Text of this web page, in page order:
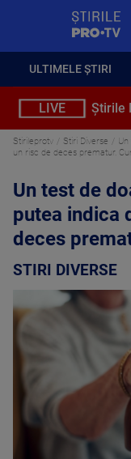
ULTIMELE ȘTIRI
LIVE Știrile
Stirileprotv Stiri Diverse
un risc de deces prematur.
Un test de
putea indica
deces
STIRI DIVERSE